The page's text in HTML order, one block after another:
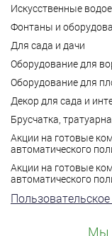
Искусственные
Фонтаны и
Для сада и дачи
Оборудование для
Оборудование для
Декор для сада и
Брусчатка,
Акции на готовые
автоматического
Акции на готовые
автоматического
Мы